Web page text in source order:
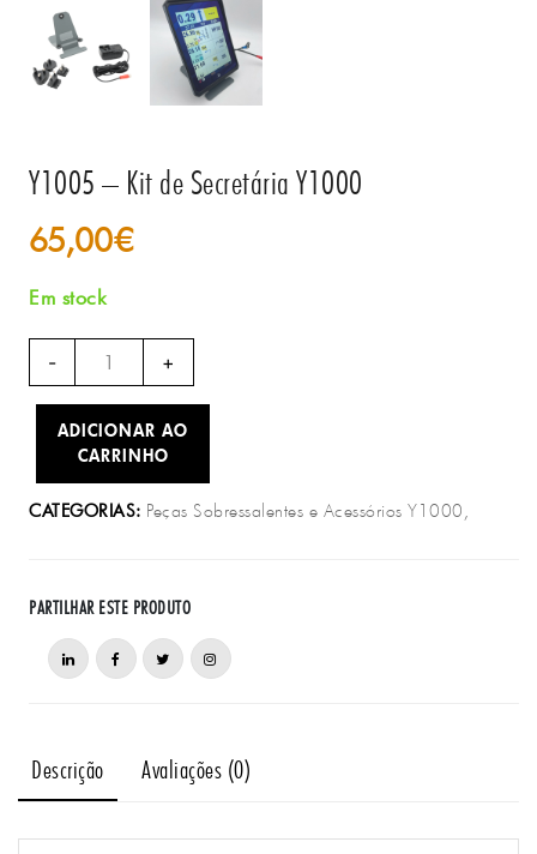
Y1005 – Kit de Secretária Y1000
65,00€
Em stock
-
Quantidade
de
Y1005
Secretária
+
ADICIONAR AO
CARRINHO
CATEGORIAS: Peças Sobressalentes e Acessórios Y1000,
PARTILHAR ESTE PRODUTO
Descrição Avaliações (0)